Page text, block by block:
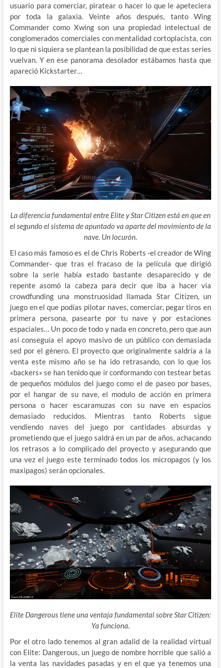
usuario para comerciar, piratear o hacer lo que le apeteciera
por toda la galaxia. Veinte años después, tanto Wing
Commander como Xwing son una propiedad intelectual de
conglomerados comerciales con mentalidad cortoplacista, con
lo que ni siquiera se plantean la posibilidad de que estas series
vuelvan. Y en ese panorama desolador estábamos hasta que
apareció Kickstarter…
La diferencia fundamental entre Elite y Star Citizen está en que en
el segundo el sistema de apuntado va aparte del movimiento de la
nave. Un locurón.
El caso más famoso es el de Chris Roberts -el creador de Wing
Commander- que tras el fracaso de la película que dirigió
sobre la serie había estado bastante desaparecido y de
repente asomó la cabeza para decir que iba a hacer via
crowdfunding una monstruosidad llamada Star Citizen, un
juego en el que podías pilotar naves, comerciar, pegar tiros en
primera persona, pasearte por tu nave y por estaciones
espaciales… Un poco de todo y nada en concreto, pero que aun
así conseguía el apoyo masivo de un público con demasiada
sed por el género. El proyecto que originalmente saldría a la
venta este mismo año se ha ido retrasando, con lo que los
«backers» se han tenido que ir conformando con testear betas
de pequeños módulos del juego como el de paseo por bases,
por el hangar de su nave, el modulo de acción en primera
persona o hacer escaramuzas con su nave en espacios
demasiado reducidos. Mientras tanto Roberts sigue
vendiendo naves del juego por cantidades absurdas y
prometiendo que el juego saldrá en un par de años, achacando
los retrasos a lo complicado del proyecto y asegurando que
una vez el juego este terminado todos los micropagos (y los
maxipagos) serán opcionales.
Elite Dangerous tiene una ventaja fundamental sobre Star Citizen:
Ya funciona.
Por el otro lado tenemos al gran adalid de la realidad virtual
con Elite: Dangerous, un juego de nombre horrible que salió a
la venta las navidades pasadas y en el que ya tenemos una